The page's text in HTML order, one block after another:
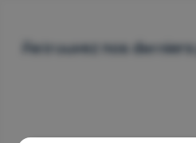
Retrouvez nos derniers